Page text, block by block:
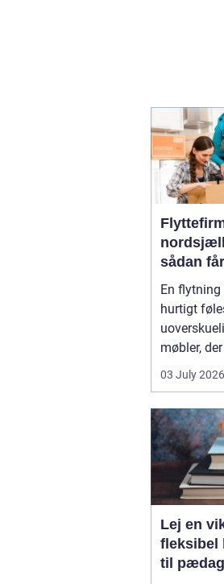
sådan
tryg og
flytning
En flytning
hurtigt
møbler, der
bæres,
03 July 2026
Lej en
til